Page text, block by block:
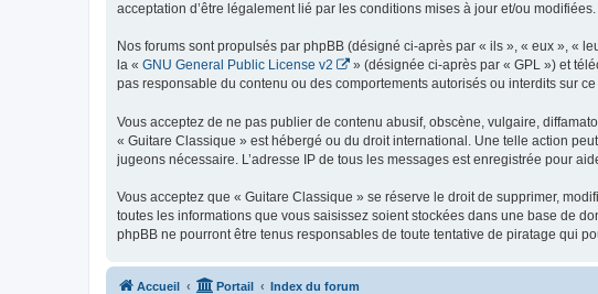
acceptation d’être légalement lié par les conditions mises à jour et/ou modifiées.
Nos forums sont propulsés par phpBB (désigné ci-après par « ils », « eux », «
la « GNU General Public License v2 » (désignée ci-après par « GPL ») et
pas responsable du contenu ou des comportements autorisés ou interdits sur
Vous acceptez de ne pas publier de contenu abusif, obscène, vulgaire,
« Guitare Classique » est hébergé ou du droit international. Une telle action
jugeons nécessaire. L’adresse IP de tous les messages est enregistrée pour
Vous acceptez que « Guitare Classique » se réserve le droit de supprimer,
toutes les informations que vous saisissez soient stockées dans une base de
phpBB ne pourront être tenus responsables de toute tentative de piratage qui
Accueil Portail Index du forum